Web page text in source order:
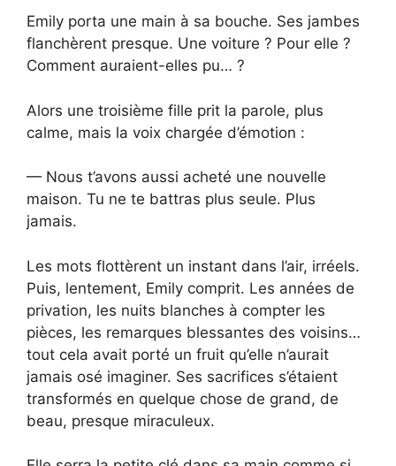
Emily porta une main à sa bouche. Ses jambes
flanchèrent presque. Une voiture ? Pour elle ?
Comment auraient-elles pu… ?
Alors une troisième fille prit la parole, plus
calme, mais la voix chargée d’émotion :
— Nous t’avons aussi acheté une nouvelle
maison. Tu ne te battras plus seule. Plus
jamais.
Les mots flottèrent un instant dans l’air, irréels.
Puis, lentement, Emily comprit. Les années de
privation, les nuits blanches à compter les
pièces, les remarques blessantes des voisins…
tout cela avait porté un fruit qu’elle n’aurait
jamais osé imaginer. Ses sacrifices s’étaient
transformés en quelque chose de grand, de
beau, presque miraculeux.